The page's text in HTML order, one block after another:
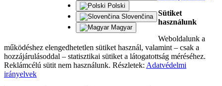
Polski
Slovenčina
Magyar
Sütiket
használunk
Weboldalunk a
működéshez elengedhetetlen sütiket használ, valamint – csak a
hozzájárulásoddal – statisztikai sütiket a látogatottság méréséhez.
Reklámcélú sütit nem használunk. Részletek: Adatvédelmi
irányelvek